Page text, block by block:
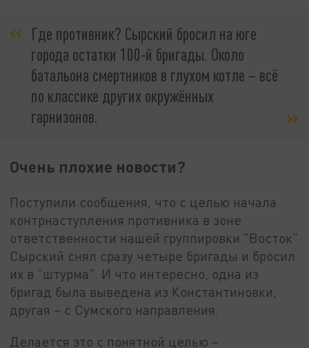
Где противник? Сырский бросил на юге
города остатки 100-й бригады. Около
батальона смертников в глухом котле – всё
по классике других окружённых
гарнизонов.
Очень плохие новости?
Поступили сообщения, что с целью начала
контрнаступления противника в зоне
ответственности нашей группировки "Восток"
Сырский снял сразу четыре бригады и бросил
их в "штурма". И что интересно, одна из
бригад была выведена из Константиновки,
другая – с Сумского направления.
Делается это с понятной целью –